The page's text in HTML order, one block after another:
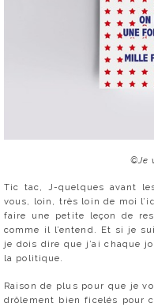
©Je
Tic tac, J-quelques avant
vous, loin, très loin de moi
faire une petite leçon de
comme il l’entend. Et si je
je dois dire que j’ai chaque
la politique.
Raison de plus pour que je
drôlement bien ficelés pour